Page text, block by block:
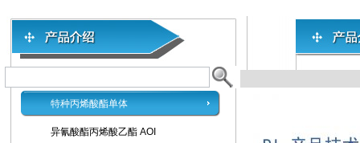
特种丙烯酸酯单体
异氰酸酯丙烯酸乙酯 AOI